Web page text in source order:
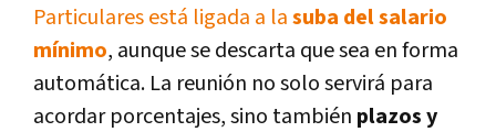
Particulares está ligada a lasuba del salario
mínimo, aunque se descarta que sea en forma
automática. La reunión no solo servirá para
acordar porcentajes, sino también plazos y